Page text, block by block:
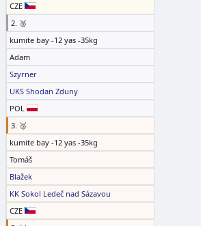
CZE
2. 🥈
kumite bay -12 yas -35kg
Adam
Szyrner
UKS Shodan Zduny
POL
3. 🥉
kumite bay -12 yas -35kg
Tomáš
Blažek
KK Sokol Ledeč nad Sázavou
CZE